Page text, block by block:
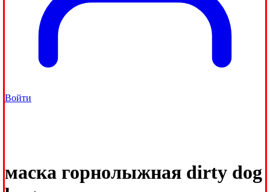
Войти
маска горнолыжная dirty dog